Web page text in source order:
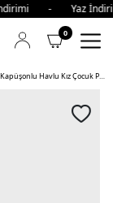
-
0
Slipstop Kiki Baskılı Pamuklu Kapüşonlu Havlu Kız Çocuk Panço